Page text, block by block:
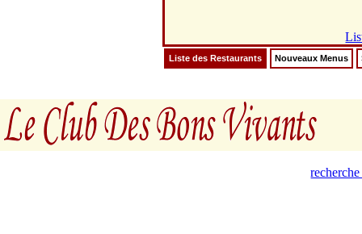
Liste des Restaurants Nouveaux Menus